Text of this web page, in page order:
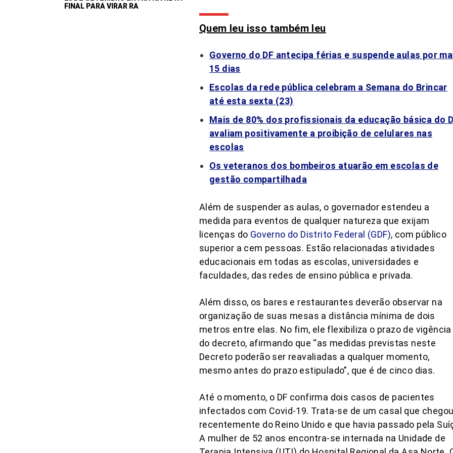
FINAL PARA VIRAR RA
Quem leu isso também leu
Governo do DF antecipa férias e suspende aulas por
15 dias
Escolas da rede pública celebram a Semana do Brincar
até esta sexta (23)
Mais de 80% dos profissionais da educação básica do
avaliam positivamente a proibição de celulares nas
escolas
Os veteranos dos bombeiros atuarão em escolas de
gestão compartilhada
Além de suspender as aulas, o governador estendeu a
medida para eventos de qualquer natureza que exijam
licenças do Governo do Distrito Federal (GDF), com público
superior a cem pessoas. Estão relacionadas atividades
educacionais em todas as escolas, universidades e
faculdades, das redes de ensino pública e privada.
Além disso, os bares e restaurantes deverão observar na
organização de suas mesas a distância mínima de dois
metros entre elas. No fim, ele flexibiliza o prazo de vigência
do decreto, afirmando que “as medidas previstas neste
Decreto poderão ser reavaliadas a qualquer momento,
mesmo antes do prazo estipulado”, que é de cinco dias.
Até o momento, o DF confirma dois casos de pacientes
infectados com Covid-19. Trata-se de um casal que chegou
recentemente do Reino Unido e que havia passado pela
A mulher de 52 anos encontra-se internada na Unidade de